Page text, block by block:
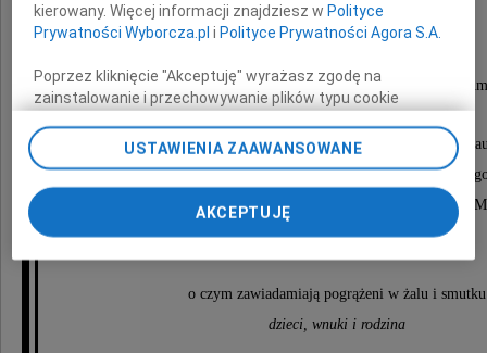
z domu Wąsalska
wieloletni dyrektor Radomskiego Ośrodka Kultury
Msza Św. odprawiona zostanie w Kościele Chrystusa
przy ul. Chałubińskiego w dniu 20 czerwca 2009 r. o
Uroczystości pogrzebowe odbędą się bezpośrednio po
na cmentarzu przy ul. Limanowskiego
o czym zawiadamiają pogrążeni w żalu i smutku
dzieci, wnuki i rodzina
kierowany. Więcej informacji znajdziesz w Polityce
Prywatności Wyborcza.pl i Polityce Prywatności Agora S.A.
Poprzez kliknięcie "Akceptuję" wyrażasz zgodę na
zainstalowanie i przechowywanie plików typu cookie
na Twoim urządzeniu końcowym. Możesz też w każdej
chwili zmienić swoje preferencje dot. plików cookie,
ponownie wywołując narzędzie do zarządzania Twoimi
preferencjami dot. przetwarzania danych poprzez
odnośnik „Ustawienia prywatności” w stopce serwisu i
pomocą ustawień przeglądarki.
My, nasi Zaufani Partnerzy i Agora S.A. możemy
USTAWIENIA ZAAWANSOWANE
AKCEPTUJĘ